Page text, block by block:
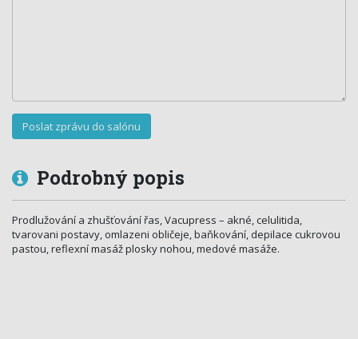
Podrobný popis
Prodlužování a zhušťování řas, Vacupress – akné, celulitida,
tvarovani postavy, omlazeni obličeje, baňkování, depilace cukrovou
pastou, reflexní masáž plosky nohou, medové masáže.